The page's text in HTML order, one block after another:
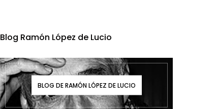
Blog Ramón López de Lucio
BLOG DE RAMÓN LÓPEZ DE LUCIO